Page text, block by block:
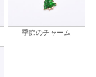
季節のチャーム